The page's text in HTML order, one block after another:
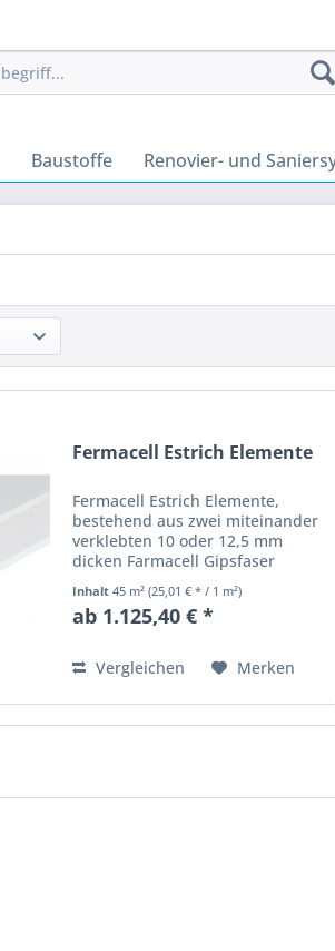
Baustoffe Renovier- und
Fermacell Estrich Elemente
Fermacell Estrich Elemente,
bestehend aus zwei miteinander
verklebten 10 oder 12,5 mm
dicken Farmacell Gipsfaser
Platten. Die beiden Platten sind
gegeneinander versetzt
angeordnet, so dass ein 50 mm
Inhalt45 m²(25,01 € * / 1 m²)
ab 1.125,40 € *
Vergleichen Merken